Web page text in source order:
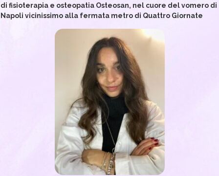
di fisioterapia e osteopatia Osteosan, nel cuore del vomero di
Napoli vicinissimo alla fermata metro di Quattro Giornate